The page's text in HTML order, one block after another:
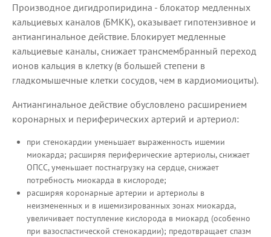
Производное дигидропиридина - блокатор медленных
кальциевых каналов (БМКК), оказывает гипотензивное и
антиангинальное действие. Блокирует медленные
кальциевые каналы, снижает трансмембранный переход
ионов кальция в клетку (в большей степени в
гладкомышечные клетки сосудов, чем в кардиомиоциты).
Антиангинальное действие обусловлено расширением
коронарных и периферических артерий и артериол:
при стенокардии уменьшает выраженность ишемии
миокарда; расширяя периферические артериолы, снижает
ОПСС, уменьшает постнагрузку на сердце, снижает
потребность миокарда в кислороде;
расширяя коронарные артерии и артериолы в
неизмененных и в ишемизированных зонах миокарда,
увеличивает поступление кислорода в миокард (особенно
при вазоспастической стенокардии); предотвращает спазм